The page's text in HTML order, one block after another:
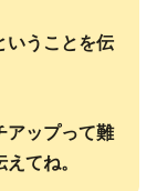
いうことを伝
アップって難
てね。